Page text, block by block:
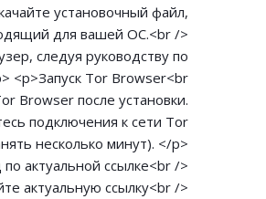
установочный файл,
для вашей ОС.<br />
следуя руководству по
<p>Запуск Tor Browser<br
Browser после установки.
подключения к сети Tor
несколько минут). </p>
актуальной ссылке<br />
актуальную ссылку<br />